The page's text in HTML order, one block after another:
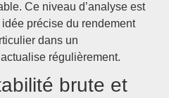
Ce niveau d’analyse est
précise du rendement
dans un
régulièrement.
brute et